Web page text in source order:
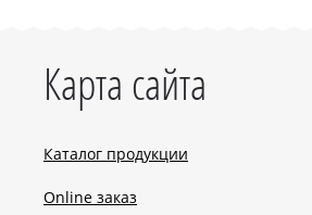
Карта сайта
Каталог продукции
Online заказ